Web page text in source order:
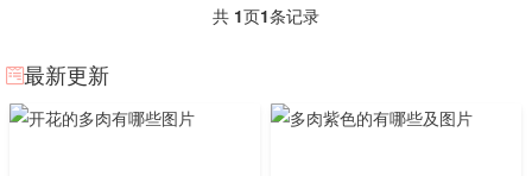
共 1页1条记录
最新更新